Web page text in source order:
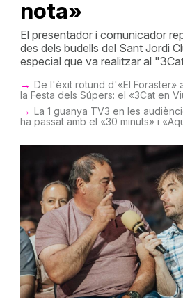
nota»
El presentador i comunicador
des dels budells del Sant Jordi
especial que va realitzar al
De l'èxit rotund d'«El Foraster»
la Festa dels Súpers: el «3Cat en
La 1 guanya TV3 en les
ha passat amb el «30 minuts» i